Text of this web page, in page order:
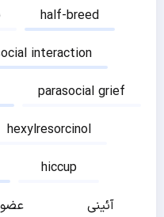
half-breed
interaction
parasocial grief
hexylresorcinol
hiccup
عضو
آئینی